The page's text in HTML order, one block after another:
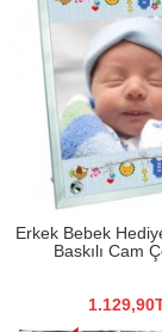
Erkek Bebek
Baskılı Cam